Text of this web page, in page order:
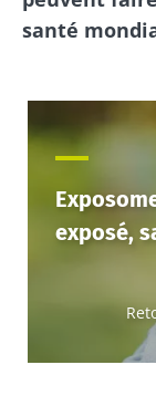
santé
exposé,